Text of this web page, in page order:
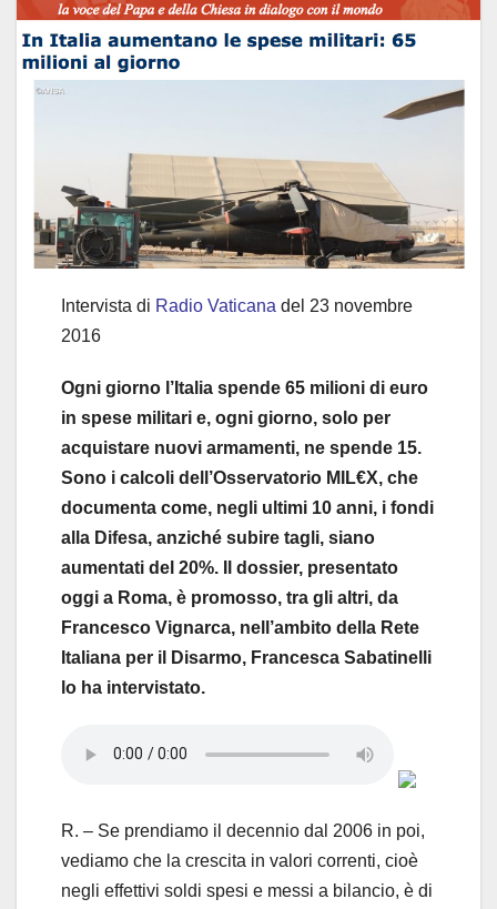
Intervista di Radio Vaticana del 23 novembre
2016
Ogni giorno l’Italia spende 65 milioni di euro
in spese militari e, ogni giorno, solo per
acquistare nuovi armamenti, ne spende 15.
Sono i calcoli dell’Osservatorio MIL€X, che
documenta come, negli ultimi 10 anni, i fondi
alla Difesa, anziché subire tagli, siano
aumentati del 20%. Il dossier, presentato
oggi a Roma, è promosso, tra gli altri, da
Francesco Vignarca, nell’ambito della Rete
Italiana per il Disarmo, Francesca Sabatinelli
lo ha intervistato.
R. – Se prendiamo il decennio dal 2006 in poi,
vediamo che la crescita in valori correnti, cioè
negli effettivi soldi spesi e messi a bilancio, è di